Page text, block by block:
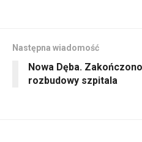
Następna wiadomość
Nowa Dęba.
rozbudowy szpitala